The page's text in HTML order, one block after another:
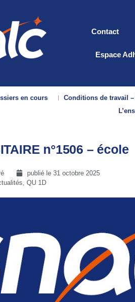
Contact
Espace
en cours Conditions de travail –
n°1506 – école
publié le 31 octobre 2025
, QU 1D